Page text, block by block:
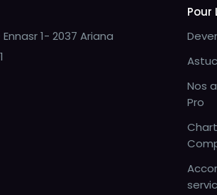
1- 2037 Ariana
Pour
Nos
Pro